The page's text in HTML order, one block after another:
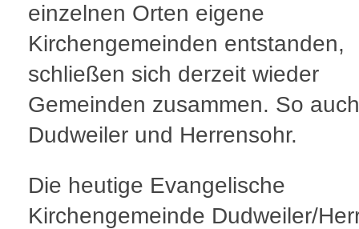
einzelnen Orten eigene
Kirchengemeinden entstanden,
schließen sich derzeit wieder
Gemeinden zusammen. So
Dudweiler und Herrensohr.
Die heutige Evangelische
Kirchengemeinde Dudweiler/